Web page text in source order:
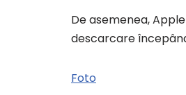
De asemenea,
descarcare
Foto